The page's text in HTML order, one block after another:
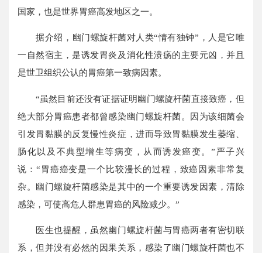
国家，也是世界胃癌高发地区之一。
据介绍，幽门螺旋杆菌对人类“情有独钟”，人是它唯
一自然宿主，是诱发胃炎及消化性溃疡的主要元凶，并且
是世卫组织公认的胃癌第一致病因素。
“虽然目前还没有证据证明幽门螺旋杆菌直接致癌，但
绝大部分胃癌患者都曾感染幽门螺旋杆菌。因为该细菌会
引发胃黏膜的反复慢性炎症，进而导致胃黏膜发生萎缩、
肠化以及不典型增生等病变，从而诱发癌变。”严子兴
说：“胃癌癌变是一个比较漫长的过程，致癌因素非常复
杂。幽门螺旋杆菌感染是其中的一个重要诱发因素，清除
感染，可使高危人群患胃癌的风险减少。”
医生也提醒，虽然幽门螺旋杆菌与胃癌两者有密切联
系，但并没有必然的因果关系，感染了幽门螺旋杆菌也不